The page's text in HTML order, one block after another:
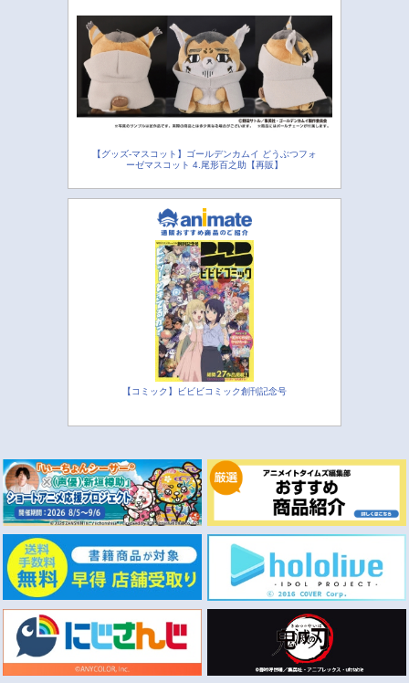
【グッズ-マスコット】ゴールデンカムイ どうぶつフォ
ーゼマスコット 4.尾形百之助【再販】
【コミック】ビビビコミック創刊記念号